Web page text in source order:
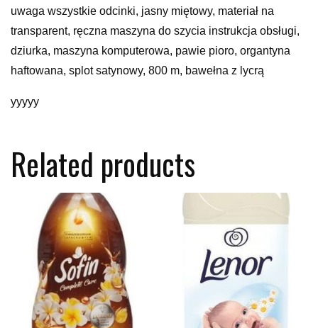
uwaga wszystkie odcinki, jasny miętowy, materiał na
transparent, ręczna maszyna do szycia instrukcja obsługi,
dziurka, maszyna komputerowa, pawie pioro, organtyna
haftowana, splot satynowy, 800 m, bawełna z lycrą
yyyyy
Related products